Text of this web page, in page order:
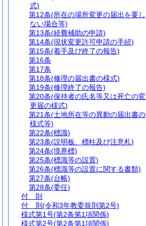
式)
第12条(所在の場所変更の届出を要し
ない場合等)
第13条(経費補助の申請)
第14条(現状変更許可申請の手続)
第15条(着手及び終了の報告)
第16条
第17条
第18条(修理の届出書の様式)
第19条(修理終了の報告)
第20条(保持者の氏名等又は死亡の変
更届の様式)
第21条(土地所在等の異動の届出書の
様式等)
第22条(標識)
第23条(説明板、標柱及び注意札)
第24条(境界標)
第25条(標識等の設置)
第26条(標識等の設置に関する書類)
第27条(台帳)
第28条(委任)
付 則
付 則 (令和3年教委規則第2号)
様式第1号(第2条第1項関係)
様式第2号(第2条第1項関係)